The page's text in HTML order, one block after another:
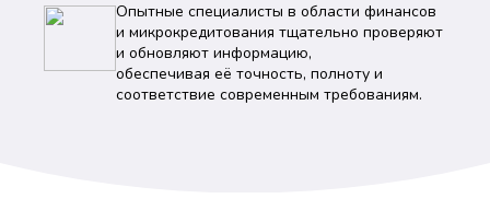
Опытные специалисты в области финансов
и микрокредитования тщательно проверяют
и обновляют информацию,
обеспечивая её точность, полноту и
соответствие современным требованиям.